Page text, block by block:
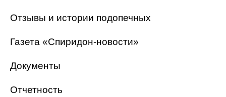
Отзывы и истории подопечных
Газета «Спиридон-новости»
Документы
Отчетность